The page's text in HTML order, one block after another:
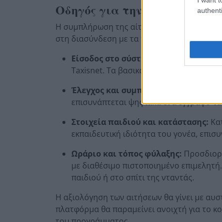
Οδηγός για την ηλεκτρονική
Η συμπλήρωση της αίτησης στην
στη διασύνδεση με τα πληροφοριακά
Είσοδος στο σύστημα:
Ο αιτών
Taxisnet. Τα βασικά προσωπικά
Έλεγχος και συμπλήρωση:
Γίνεται
επισυνάπτεται ψηφιακά ένα έγγραφο
Στοιχεία παιδιού και κατάστασης:
εκπαιδευτική ιδιότητα του γονέα,
Ωράριο και τόπος φύλαξης:
με διαθέσιμο πιστοποιημένο
παιδιού ή στο σπίτι της νταντάς.
Η αξιολόγηση των αιτήσεων θα γίνει με
πλατφόρμα θα παραμείνει ανοιχτή για το